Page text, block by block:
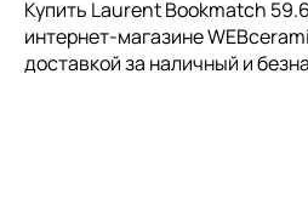
Купить Laurent Bookmatch
интернет-магазине
доставкой за наличный и